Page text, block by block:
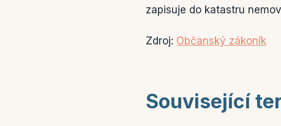
zapisuje do katastru
Zdroj: Občanský zákoník
Související